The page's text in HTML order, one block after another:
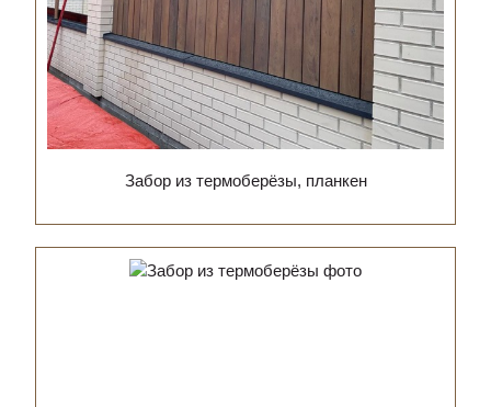
Забор из термоберёзы, планкен